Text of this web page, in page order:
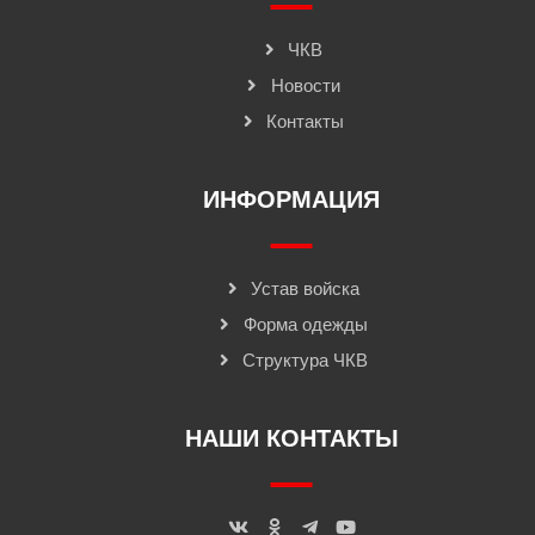
ЧКВ
Новости
Контакты
ИНФОРМАЦИЯ
Устав войска
Форма одежды
Структура ЧКВ
НАШИ КОНТАКТЫ